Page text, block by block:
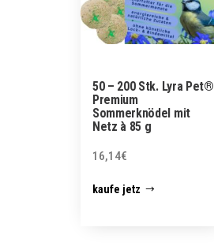
50 – 200 Stk. Lyra Pet®
Premium
Sommerknödel mit
Netz à 85 g
16,14€
kaufe jetz